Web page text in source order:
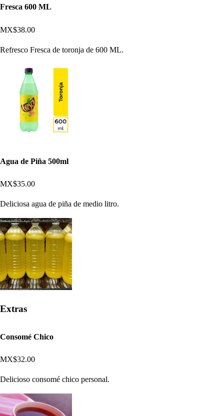
Fresca 600 ML
MX$38.00
Refresco Fresca de toronja de 600 ML.
Agua de Piña 500ml
MX$35.00
Deliciosa agua de piña de medio litro.
Extras
Consomé Chico
MX$32.00
Delicioso consomé chico personal.